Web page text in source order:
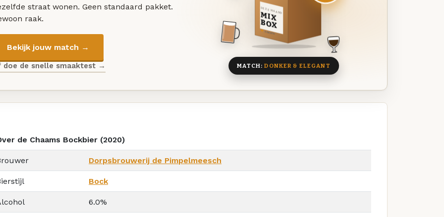
straat wonen. Geen standaard pakket.
raak.
Bekijk jouw match →
doe de snelle smaaktest →
DEZE MAAND
MIX
BOX
8 BIEREN
MATCH:DONKER & ELEGANT
de Chaams Bockbier (2020)
Dorpsbrouwerij de Pimpelmeesch
Bock
6.0%